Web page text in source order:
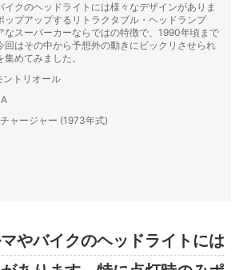
イクのヘッドライトには様々なデザインがありま
ップアップするリトラクタブル・ヘッドランプ
なスーパーカーならではの特徴で、1990年頃まで
回はその中から予想外の動きにビックリさせられ
めてみました。
ントリオール
ャージャー (1973年式)
やバイクのヘッドライトには